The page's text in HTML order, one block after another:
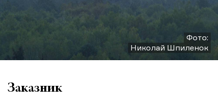
Фото:
Николай Шпиленок
Заказник